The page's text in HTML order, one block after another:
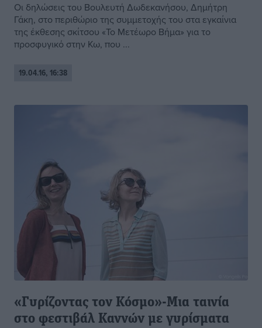
Οι δηλώσεις του Βουλευτή Δωδεκανήσου, Δημήτρη
Γάκη, στο περιθώριο της συμμετοχής του στα εγκαίνια
της έκθεσης σκίτσου «Το Μετέωρο Βήμα» για το
προσφυγικό στην Κω, που ...
19.04.16, 16:38
«Γυρίζοντας τον Κόσμο»-Μια ταινία
στο φεστιβάλ Καννών με γυρίσματα